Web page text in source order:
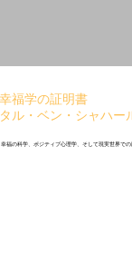
幸福学の証明書
タル・ベン・シャハー
幸福の科学、ポジティブ心理学、そして現実世界での